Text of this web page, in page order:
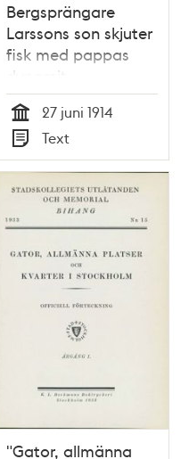
Bergsprängare
Larssons son skjuter
fisk med pappas
dynamit -
polisrapport 1914
Tid
27 juni 1914
Typ
Text
"Gator, allmänna